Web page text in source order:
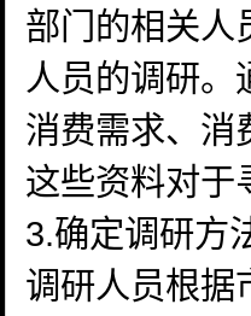
部门的相关人
人员的调研。
消费需求、消
这些资料对于
3.确定调研方
调研人员根据